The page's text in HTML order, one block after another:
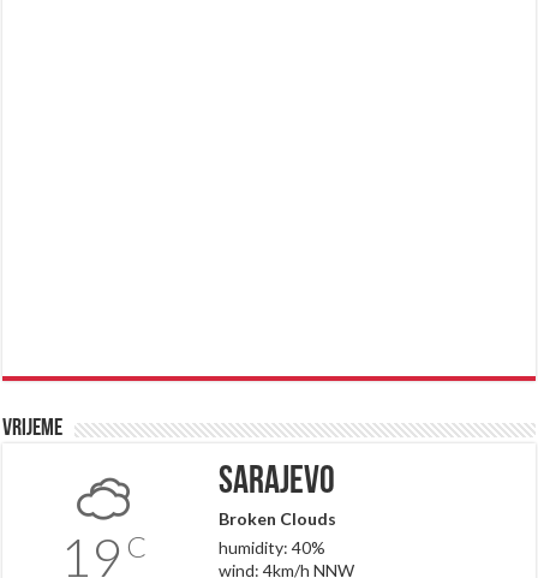
Vrijeme
19 C
Sarajevo
Broken Clouds
humidity: 40%
wind: 4km/h NNW